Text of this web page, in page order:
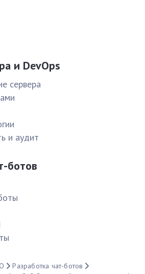
и DevOps
сервера
и аудит
ботов
Разработка чат-ботов